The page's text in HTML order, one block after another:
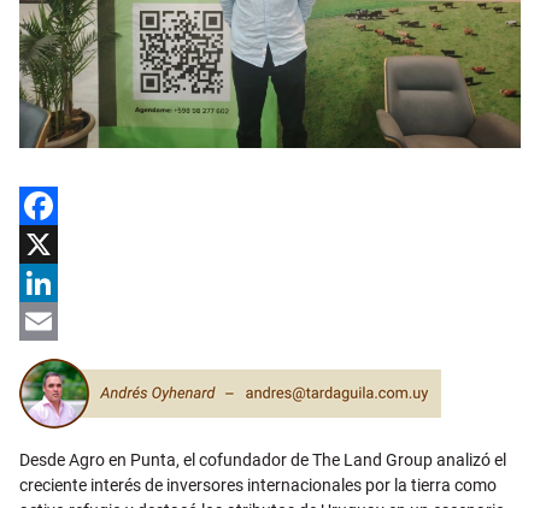
Facebook
X
LinkedIn
Email
Desde Agro en Punta, el cofundador de The Land Group analizó el
creciente interés de inversores internacionales por la tierra como